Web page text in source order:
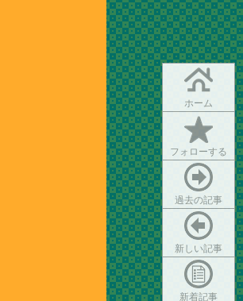
ホーム
フォローする
過去の記事
新しい記事
新着記事